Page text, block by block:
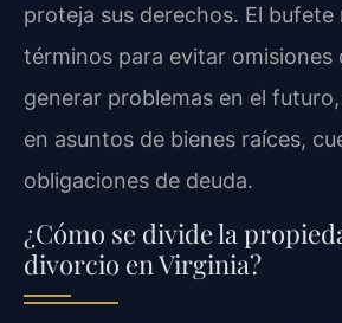
proteja sus derechos. El bufete
términos para evitar omisiones
generar problemas en el
en asuntos de bienes raíces,
obligaciones de deuda.
¿Cómo se divide la
divorcio en Virginia?